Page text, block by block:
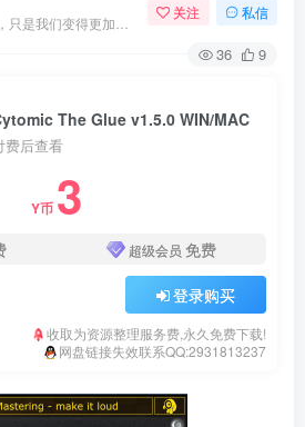
关注 私信
36 9
The Glue v1.5.0 WIN/MAC
费后查看
Y币 3
超级会员 免费
登录购买
收取为资源整理服务费,永久免费下载!
网盘链接失效联系QQ:2931813237